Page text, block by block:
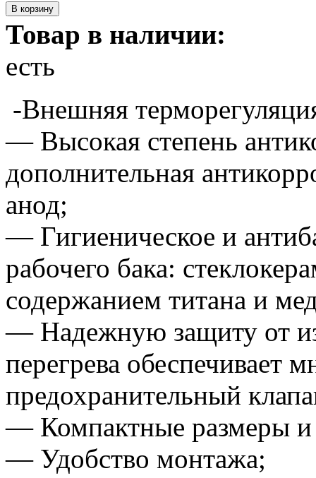
Товар в наличии:
есть
-Внешняя
— Высокая степень
дополнительная
анод;
— Гигиеническое и
рабочего бака:
содержанием титана и
— Надежную защиту от
перегрева обеспечивает
предохранительный
— Компактные размеры и
— Удобство монтажа;